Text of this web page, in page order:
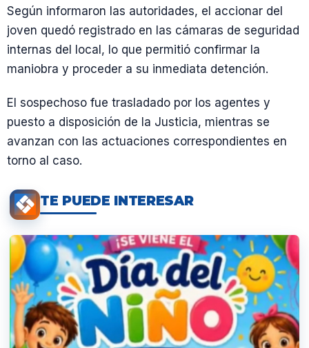
Según informaron las autoridades, el accionar del
joven quedó registrado en las cámaras de seguridad
internas del local, lo que permitió confirmar la
maniobra y proceder a su inmediata detención.
El sospechoso fue trasladado por los agentes y
puesto a disposición de la Justicia, mientras se
avanzan con las actuaciones correspondientes en
torno al caso.
TE PUEDE INTERESAR